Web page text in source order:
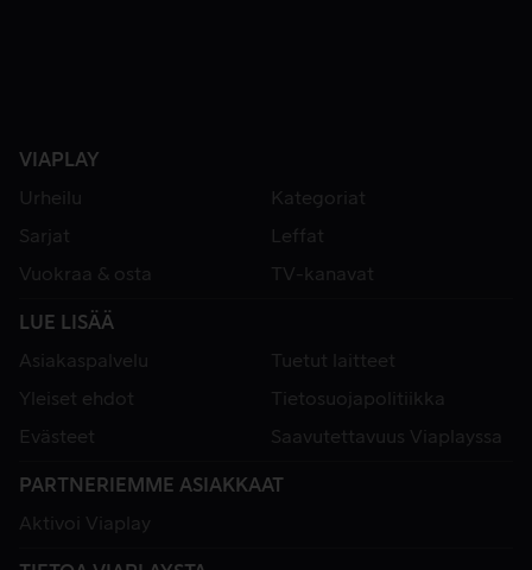
VIAPLAY
Urheilu
Kategoriat
Sarjat
Leffat
Vuokraa & osta
TV-kanavat
LUE LISÄÄ
Asiakaspalvelu
Tuetut laitteet
Yleiset ehdot
Tietosuojapolitiikka
Evästeet
Saavutettavuus Viaplayssa
PARTNERIEMME ASIAKKAAT
Aktivoi Viaplay